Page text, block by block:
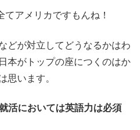
アメリカですもんね！
どが対立してどうなるかはわ
本がトップの座につくのはか
思います。
活においては英語力は必須